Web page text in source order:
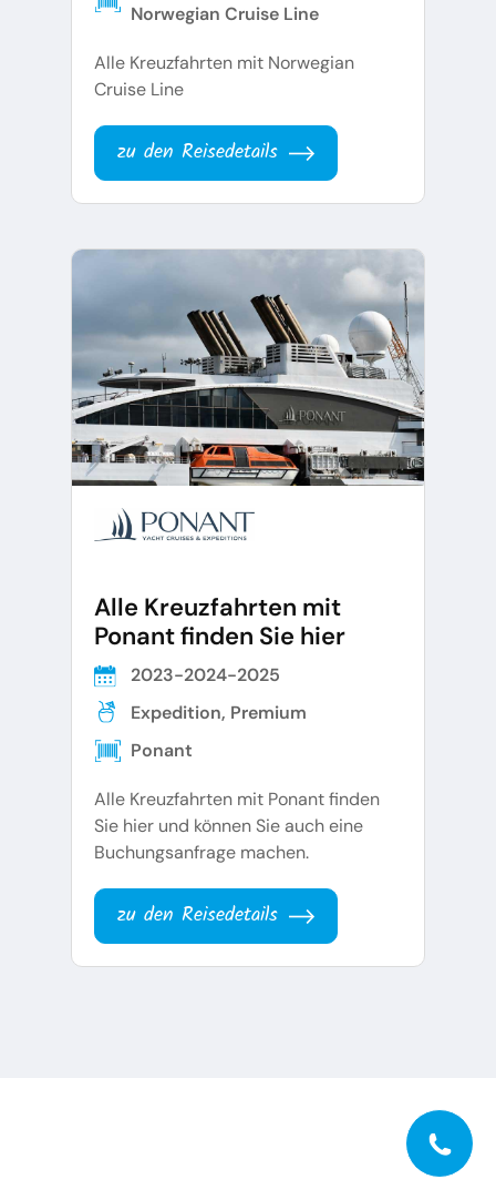
Norwegian Cruise Line
Alle Kreuzfahrten mit Norwegian
Cruise Line
zu den Reisedetails
Alle Kreuzfahrten mit
Ponant finden Sie hier
2023-2024-2025
Expedition, Premium
Ponant
Alle Kreuzfahrten mit Ponant finden
Sie hier und können Sie auch eine
Buchungsanfrage machen.
zu den Reisedetails